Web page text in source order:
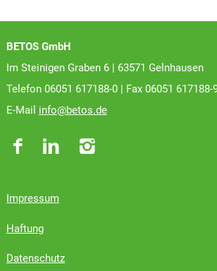
BETOS GmbH
Im Steinigen Graben 6 | 63571 Gelnhausen
Telefon 06051 617188-0 | Fax 06051 617188-
E-Mail info@betos.de
Impressum
Haftung
Datenschutz